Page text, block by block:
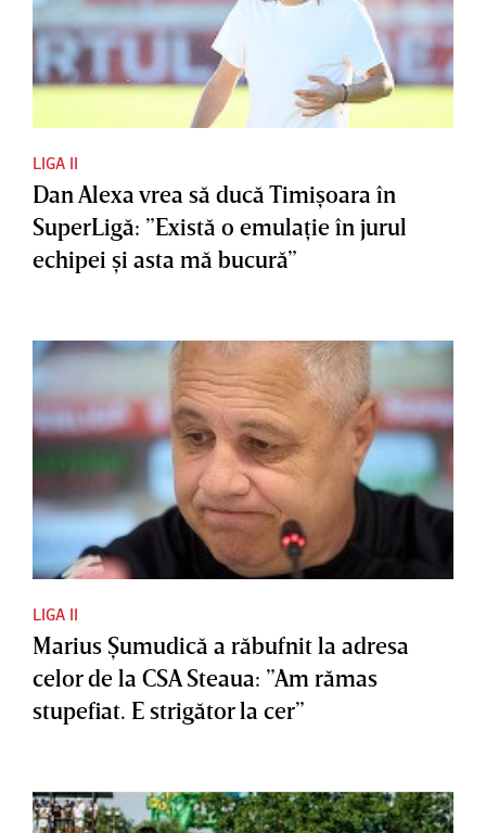
LIGA II
Dan Alexa vrea să ducă Timişoara în
SuperLigă: ”Există o emulaţie în jurul
echipei şi asta mă bucură”
LIGA II
Marius Şumudică a răbufnit la adresa
celor de la CSA Steaua: ”Am rămas
stupefiat. E strigător la cer”